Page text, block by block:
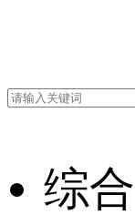
综合